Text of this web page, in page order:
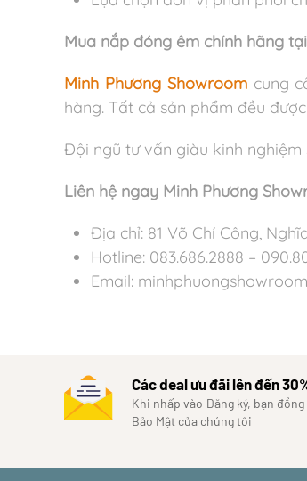
Mua nắp đóng êm chính hãng
Minh Phương Showroomcung
hàng. Tất cả sản phẩm đều
Đội ngũ tư vấn giàu kinh nghiệm
Liên hệ ngay Minh Phương
Địa chỉ: 81 Võ Chí Công,
Hotline: 083.686.2888 –
Email:
Các deal ưu đãi lên đến
Khi nhấp vào Đăng ký, bạn
Bảo Mật của chúng tôi